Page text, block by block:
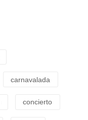
carnavalada
concierto